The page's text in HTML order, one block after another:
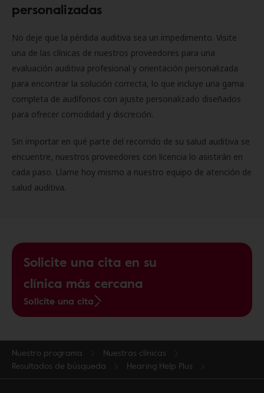
personalizadas
No deje que la pérdida auditiva sea un impedimento. Visite
una de las clínicas de nuestros proveedores para una
evaluación auditiva profesional y orientación personalizada
para encontrar la solución correcta, lo que incluye una gama
completa de audífonos con ajuste personalizado diseñados
para ofrecer comodidad y discreción.
Sin importar en qué parte del recorrido de su salud auditiva se
encuentre, nuestros proveedores con licencia lo asistirán en
cada paso. Llame hoy mismo a nuestro equipo de atención de
salud auditiva.
Solicite una cita en su
clínica más cercana
Solicite una cita
Nuestro programa
Nuestras clínicas
Resultados de búsqueda
Hearing Help Plus